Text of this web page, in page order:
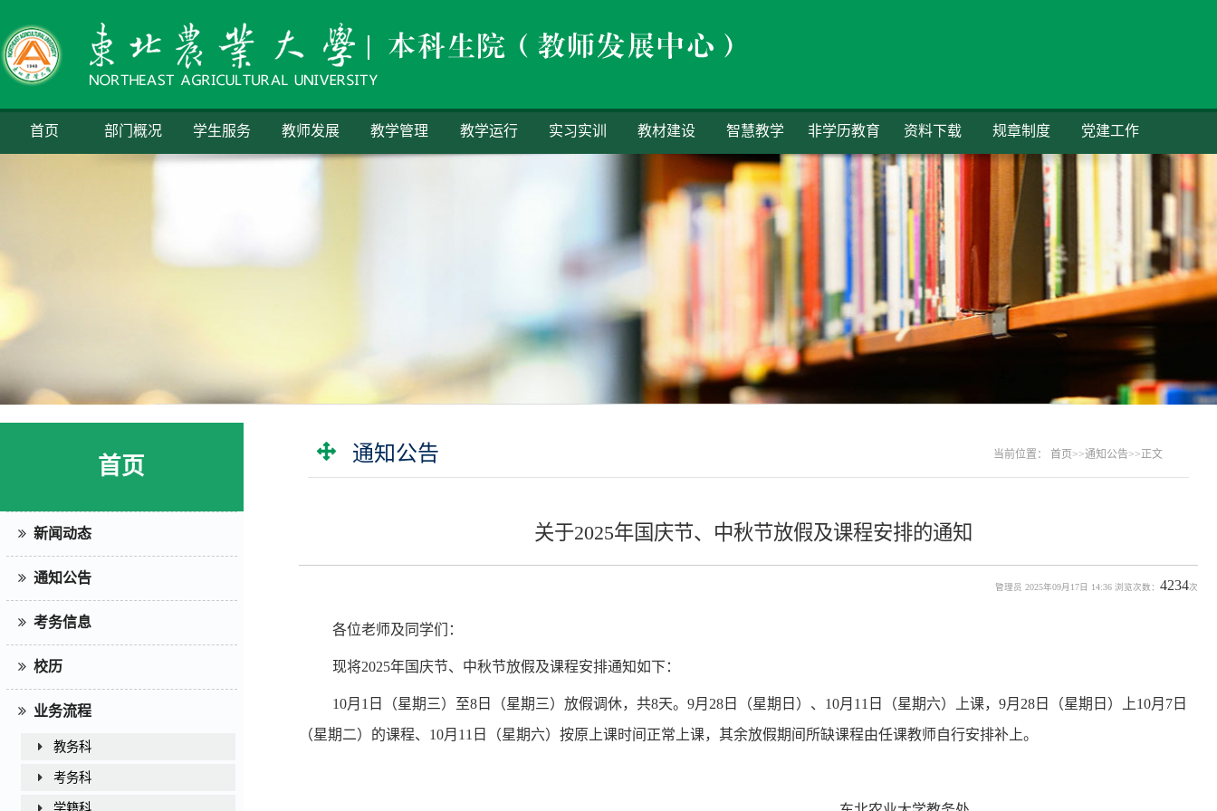
首页 部门概况 学生服务 教师发展 教学管理 教学运行 实习实训 教材建设 智慧教学 非学历教育 资料下载 规章制度 党建工作
首页
新闻动态
通知公告
考务信息
校历
业务流程
教务科
考务科
通知公告 当前位置： 首页 >>通知公告>>正文
关于2025年国庆节、中秋节放假及课程安排的通知
管理员 2025年09月17日 14:36 浏览次数：4234次
各位老师及同学们：
现将2025年国庆节、中秋节放假及课程安排通知如下：
10月 1 日（星期 三）至8日（星期 三）放假调休，共8天。9月28日 （星期日 ） 、10月11日（星期六） 上课， 9月28日 （星期日 ）上10月7日
（星期二）的课程、 10月 11 日（星期六）按原 上课时间正常 上课， 其余放假期间所缺课程由任课教师自行安排补上。